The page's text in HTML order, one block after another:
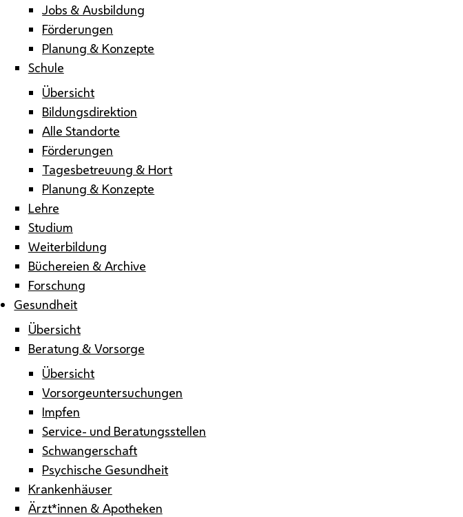
Jobs & Ausbildung
Förderungen
Planung & Konzepte
Schule
Übersicht
Bildungsdirektion
Alle Standorte
Förderungen
Tagesbetreuung & Hort
Planung & Konzepte
Lehre
Studium
Weiterbildung
Büchereien & Archive
Forschung
Gesundheit
Übersicht
Beratung & Vorsorge
Übersicht
Vorsorgeuntersuchungen
Impfen
Service- und Beratungsstellen
Schwangerschaft
Psychische Gesundheit
Krankenhäuser
Ärzt*innen & Apotheken